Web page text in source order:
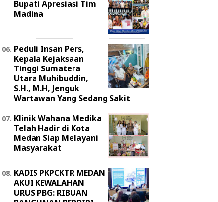
Bupati Apresiasi Tim
Madina
Peduli Insan Pers,
Kepala Kejaksaan
Tinggi Sumatera
Utara Muhibuddin,
S.H., M.H, Jenguk
Wartawan Yang Sedang Sakit
Klinik Wahana Medika
Telah Hadir di Kota
Medan Siap Melayani
Masyarakat
KADIS PKPCKTR MEDAN
AKUI KEWALAHAN
URUS PBG: RIBUAN